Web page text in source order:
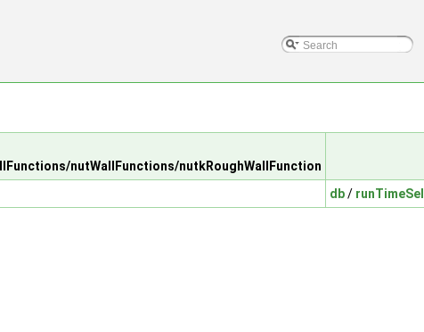
nutWallFunctions/nutkRoughWallFunction
db/